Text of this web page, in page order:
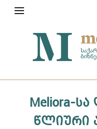
ᲙᲝᲜᲙᲣᲠᲡᲘᲡ ᲨᲔᲡᲐᲮᲔᲑ
ᲒᲐᲜᲐᲪᲮᲐᲓᲘᲡ
მთავარი
Meliora-
წლიური